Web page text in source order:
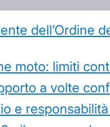
dell’Ordine
moto: limiti
a volte
e